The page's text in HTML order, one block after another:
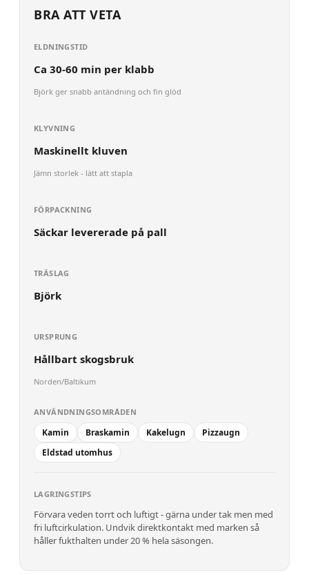
BRA ATT VETA
ELDNINGSTID
Ca 30-60 min per klabb
Björk ger snabb antändning och fin glöd
KLYVNING
Maskinellt kluven
Jämn storlek - lätt att stapla
FÖRPACKNING
Säckar levererade på pall
TRÄSLAG
Björk
URSPRUNG
Hållbart skogsbruk
Norden/Baltikum
ANVÄNDNINGSOMRÅDEN
Kamin Braskamin Kakelugn
Pizzaugn
Eldstad utomhus
LAGRINGSTIPS
Förvara veden torrt och luftigt - gärna under tak men med
fri luftcirkulation. Undvik direktkontakt med marken så
håller fukthalten under 20 % hela säsongen.